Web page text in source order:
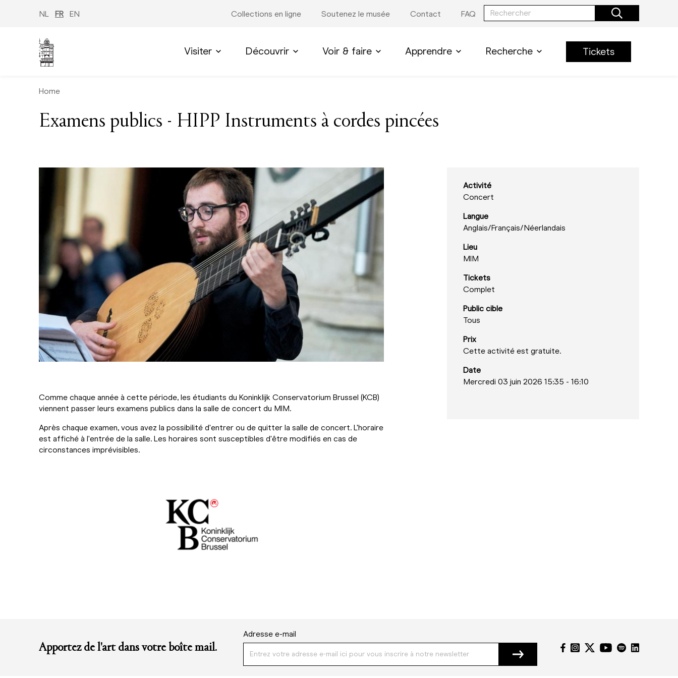
NL FR EN Collections en ligne Soutenez le musée Contact FAQ
Visiter Découvrir Voir & faire Apprendre Recherche Tickets
Home
Examens publics - HIPP Instruments à cordes pincées
Comme chaque année à cette période, les étudiants du Koninklijk Conservatorium Brussel (KCB)
viennent passer leurs examens publics dans la salle de concert du MIM.
Après chaque examen, vous avez la possibilité d'entrer ou de quitter la salle de concert. L'horaire
est affiché à l'entrée de la salle. Les horaires sont susceptibles d'être modifiés en cas de
circonstances imprévisibles.
Activité
Concert
Langue
Anglais/Français/Néerlandais
Lieu
MIM
Tickets
Complet
Public cible
Tous
Prix
Cette activité est gratuite.
Date
Mercredi 03 juin 2026 15:35 -16:10
Apportez de l'art dans votre boîte mail.
Adresse e-mail